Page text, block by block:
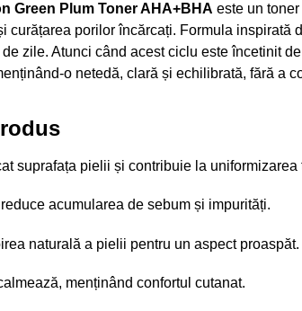
Green Plum Toner AHA+BHA este un
curățarea porilor încărcați. Formula
zile. Atunci când acest ciclu este încetinit
o netedă, clară și echilibrată, fără a
suprafața pielii și contribuie la uniformizarea
acumularea de sebum și impurități.
naturală a pielii pentru un aspect proaspăt.
menținând confortul cutanat.